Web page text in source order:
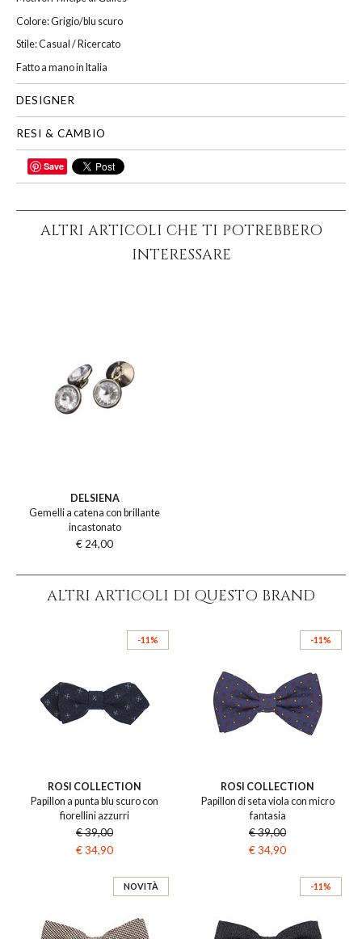
Colore: Grigio/blu scuro
Stile: Casual / Ricercato
Fatto a mano in Italia
DESIGNER
RESI & CAMBIO
CONDIVIDI
Save
ALTRI ARTICOLI CHE TI POTREBBERO
INTERESSARE
DELSIENA
Gemelli a catena con brillante
incastonato
€ 24,00
ALTRI ARTICOLI DI QUESTO BRAND
-11%
ROSI COLLECTION
Papillon a punta blu scuro con
fiorellini azzurri
€ 39,00
€ 34,90
-11%
ROSI COLLECTION
Papillon di seta viola con micro
fantasia
€ 39,00
€ 34,90
NOVITÀ -11%